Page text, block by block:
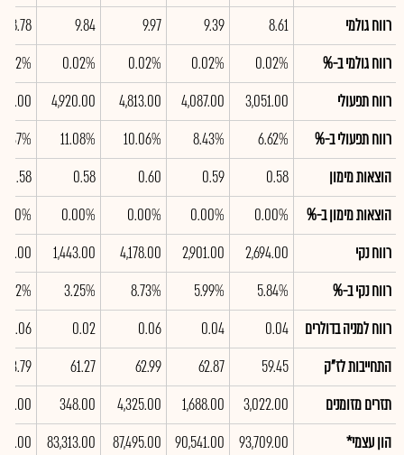
רווח גולמי
8.61
9.39
9.97
9.84
8.78
רווח גולמי ב-%
0.02%
0.02%
0.02%
0.02%
רווח תפעולי
3,051.00
4,087.00
4,813.00
4,920.00
רווח תפעולי ב-%
6.62%
8.43%
10.06%
11.08%
הוצאות מימון
0.58
0.59
0.60
0.58
0.58
הוצאות מימון ב-%
0.00%
0.00%
0.00%
0.00%
רווח נקי
2,694.00
2,901.00
4,178.00
1,443.00
רווח נקי ב-%
5.84%
5.99%
8.73%
3.25%
11.12%
רווח למניה בדולרים
0.04
0.04
0.06
0.02
0.06
התחייבות לז"ק
59.45
62.87
62.99
61.27
53.79
תזרים מזומנים
3,022.00
1,688.00
4,325.00
348.00
הון עצמי*
93,709.00
90,541.00
87,495.00
83,313.00